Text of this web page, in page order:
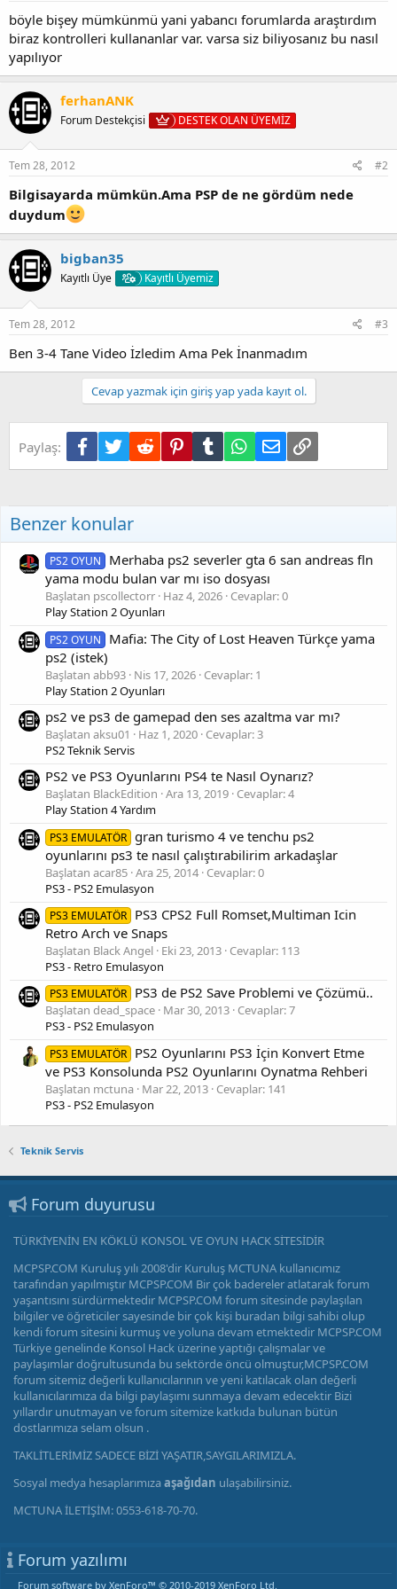
böyle bişey mümkünmü yani yabancı forumlarda araştırdım
biraz kontrolleri kullananlar var. varsa siz biliyosanız bu nasıl
yapılıyor
ferhanANK
Forum Destekçisi DESTEK OLAN ÜYEMİZ
Tem 28, 2012 #2
Bilgisayarda mümkün.Ama PSP de ne gördüm nede
duydum
bigban35
Kayıtlı Üye Kayıtlı Üyemiz
Tem 28, 2012 #3
Ben 3-4 Tane Video İzledim Ama Pek İnanmadım
Cevap yazmak için giriş yap yada kayıt ol.
Paylaş: Facebook
TwitterReddit PinterestTumblr WhatsApp
E-postaLink
Benzer konular
PS2 OYUN
Merhaba ps2 severler gta 6 san andreas fln
yama modu bulan var mı iso dosyası
Başlatan pscollectorr Haz 4, 2026 Cevaplar: 0
Play Station 2 Oyunları
PS2 OYUN
Mafia: The City of Lost Heaven Türkçe yama
ps2 (istek)
Başlatan abb93 Nis 17, 2026 Cevaplar: 1
Play Station 2 Oyunları
ps2 ve ps3 de gamepad den ses azaltma var mı?
Başlatan aksu01 Haz 1, 2020 Cevaplar: 3
PS2 Teknik Servis
PS2 ve PS3 Oyunlarını PS4 te Nasıl Oynarız?
Başlatan BlackEdition Ara 13, 2019 Cevaplar: 4
Play Station 4 Yardım
PS3 EMULATÖR gran turismo 4 ve tenchu ps2
oyunlarını ps3 te nasıl çalıştırabilirim arkadaşlar
Başlatan acar85 Ara 25, 2014 Cevaplar: 0
PS3 - PS2 Emulasyon
PS3 EMULATÖR PS3 CPS2 Full Romset,Multiman Icin
Retro Arch ve Snaps
Başlatan Black Angel Eki 23, 2013 Cevaplar: 113
PS3 - Retro Emulasyon
PS3 EMULATÖR PS3 de PS2 Save Problemi ve Çözümü..
Başlatan dead_space Mar 30, 2013 Cevaplar: 7
PS3 - PS2 Emulasyon
PS3 EMULATÖR PS2 Oyunlarını PS3 İçin Konvert Etme
ve PS3 Konsolunda PS2 Oyunlarını Oynatma Rehberi
Başlatan mctuna Mar 22, 2013 Cevaplar: 141
PS3 - PS2 Emulasyon
Teknik Servis
Forum duyurusu
TÜRKİYENİN EN KÖKLÜ KONSOL VE OYUN HACK SİTESİDİR
MCPSP.COM Kuruluş yılı 2008'dir Kuruluş MCTUNA kullanıcımız
tarafından yapılmıştır MCPSP.COM Bir çok badereler atlatarak forum
yaşantısını sürdürmektedir MCPSP.COM forum sitesinde paylaşılan
bilgiler ve öğreticiler sayesinde bir çok kişi buradan bilgi sahibi olup
kendi forum sitesini kurmuş ve yoluna devam etmektedir MCPSP.COM
Türkiye genelinde Konsol Hack üzerine yaptığı çalışmalar ve
paylaşımlar doğrultusunda bu sektörde öncü olmuştur,MCPSP.COM
forum sitemiz değerli kullanıcılarının ve yeni katılacak olan değerli
kullanıcılarımıza da bilgi paylaşımı sunmaya devam edecektir Bizi
yıllardır unutmayan ve forum sitemize katkıda bulunan bütün
dostlarımıza selam olsun .
TAKLİTLERİMİZ SADECE BİZİ YAŞATIR,SAYGILARIMIZLA.
Sosyal medya hesaplarımızaaşağıdan ulaşabilirsiniz.
MCTUNA İLETİŞİM: 0553-618-70-70.
Forum yazılımı
Forum software by XenForo™ © 2010-2019 XenForo Ltd.